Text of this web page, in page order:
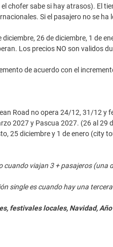
chofer sabe si hay atrasos). El
Si el pasajero no se ha
26 de diciembre, 1 de
Los precios NO son validos
de acuerdo con el
Road no opera 24/12, 31/12 y
2027 y Pascua 2027. (26 al 29
25 diciembre y 1 de enero (city
cuando viajan 3 + pasajeros (una
single es cuando hay una
festivales locales, Navidad, Año